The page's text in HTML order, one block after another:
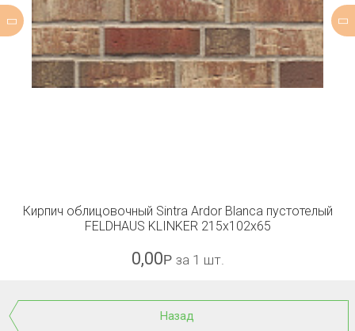
Кирпич облицовочный Sintra Ardor Blanca пустотелый
FELDHAUS KLINKER 215x102x65
0,00Р за 1 шт.
Назад